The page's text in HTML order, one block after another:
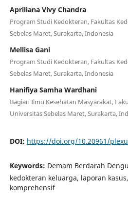
Apriliana Vivy Chandra
Program Studi Kedokteran, Fakultas
Sebelas Maret, Surakarta, Indonesia
Mellisa Gani
Program Studi Kedokteran, Fakultas
Sebelas Maret, Surakarta, Indonesia
Hanifiya Samha Wardhani
Bagian Ilmu Kesehatan Masyarakat,
Universitas Sebelas Maret, Surakarta,
DOI: https://doi.org/10.20961/
Keywords: Demam Berdarah
kedokteran keluarga, laporan
komprehensif